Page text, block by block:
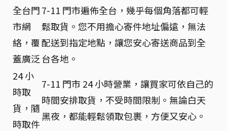
全台門
市網
絡，覆
蓋廣泛
7-11 門市遍佈全台，幾乎每個角落都可輕
鬆取貨。您不用擔心寄件地址偏遠，無法
配送到指定地點，讓您安心寄送商品到全
台各地。
24 小
時取
貨，隨
時取件
7-11 門市 24 小時營業，讓買家可依自己的
時間安排取貨，不受時間限制。無論白天
黑夜，都能輕鬆領取包裹，方便又安心。